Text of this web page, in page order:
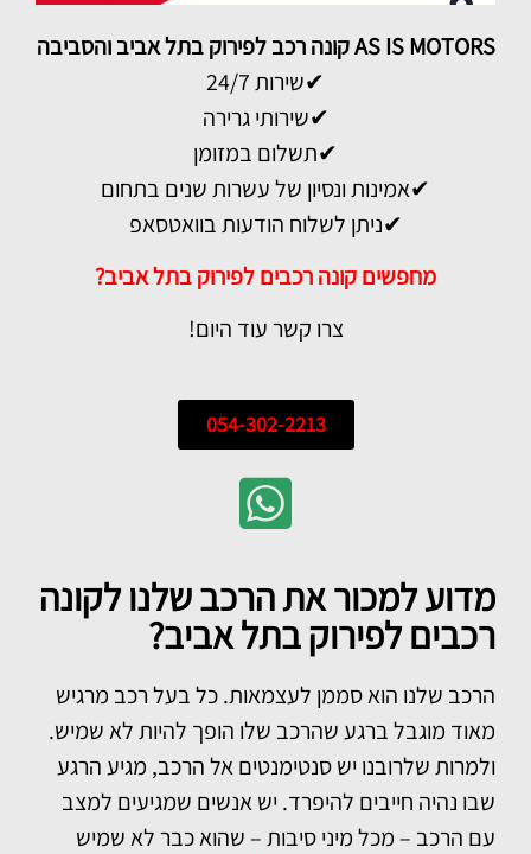
AS IS MOTORS קונה רכב לפירוק בתל אביב והסביבה
✔שירות 24/7
✔שירותי גרירה
✔תשלום במזומן
✔אמינות ונסיון של עשרות שנים בתחום
✔ניתן לשלוח הודעות בוואטסאפ
מחפשים קונה רכבים לפירוק בתל אביב?
צרו קשר עוד היום!
054-302-2213
מדוע למכור את הרכב שלנו לקונה
רכבים לפירוק בתל אביב?
הרכב שלנו הוא סממן לעצמאות. כל בעל רכב מרגיש
מאוד מוגבל ברגע שהרכב שלו הופך להיות לא שמיש.
ולמרות שלרובנו יש סנטימנטים אל הרכב, מגיע הרגע
שבו נהיה חייבים להיפרד. יש אנשים שמגיעים למצב
עם הרכב – מכל מיני סיבות – שהוא כבר לא שמיש